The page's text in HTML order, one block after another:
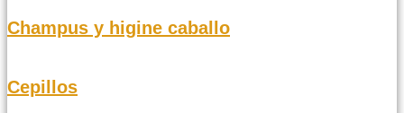
Champus y higine caballo
Cepillos